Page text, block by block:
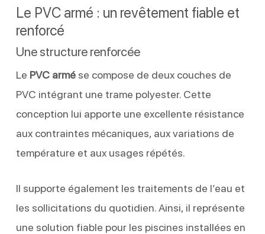
Le PVC armé : un revêtement fiable et
renforcé
Une structure renforcée
Le PVC armése compose de deux couches de
PVC intégrant une trame polyester. Cette
conception lui apporte une excellente résistance
aux contraintes mécaniques, aux variations de
température et aux usages répétés.
Il supporte également les traitements de l’eau et
les sollicitations du quotidien. Ainsi, il représente
une solution fiable pour les piscines installées en